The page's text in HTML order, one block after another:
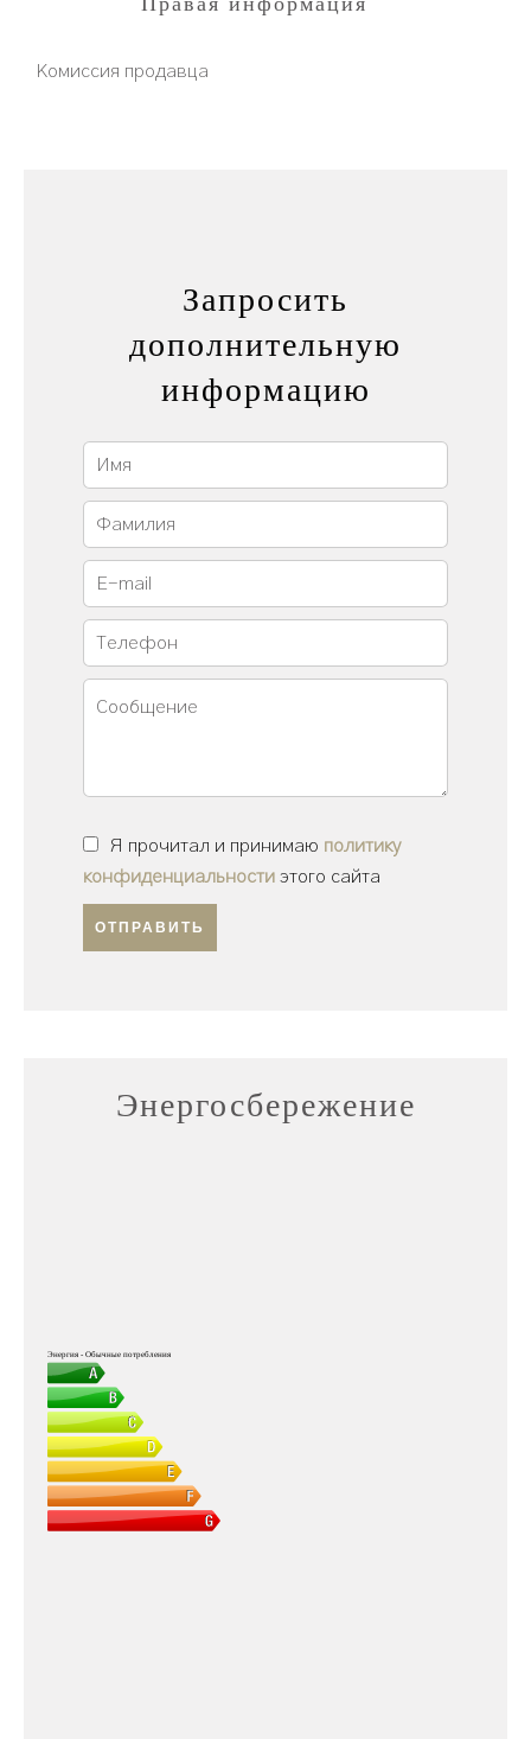
Комиссия продавца
Запросить
дополнительную
информацию
Я прочитал и принимаю политику
конфиденциальности этого сайта
ОТПРАВИТЬ
Энергосбережение
Энергия - Обычные потребления